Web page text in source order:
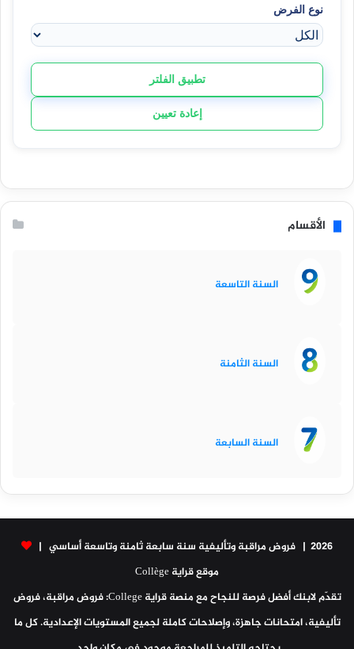
نوع الفرض
تطبيق الفلتر
إعادة تعيين
الأقسام
السنة التاسعة
السنة الثامنة
السنة السابعة
2026 | فروض مراقبة وتأليفية سنة سابعة ثامنة وتاسعة أساسي |
موقع قراية Collège
تقدّم لابنك أفضل فرصة للنجاح مع منصة قراية College: فروض مراقبة، فروض
تأليفية، امتحانات جاهزة، وإصلاحات كاملة لجميع المستويات الإعدادية. كل ما